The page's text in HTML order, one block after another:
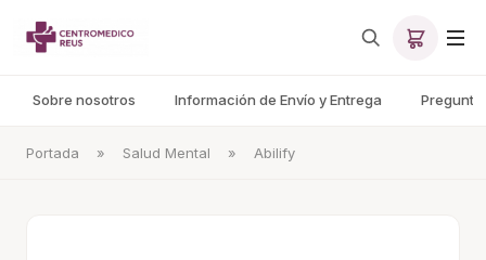
Sobre nosotros Información de Envío y Entrega
Portada » Salud Mental » Abilify